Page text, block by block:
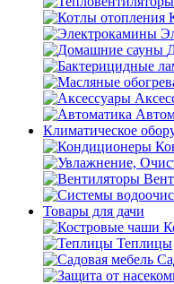
Климатическое
Товары для дачи
Теплицы